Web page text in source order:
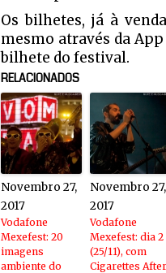
Os bilhetes, já à
mesmo através da
bilhete do festival.
RELACIONADOS
Novembro 27,
2017
Vodafone
Mexefest: 20
imagens
ambiente do
Novembro 27,
2017
Vodafone
Mexefest: dia 2
(25/11), com
Cigarettes After